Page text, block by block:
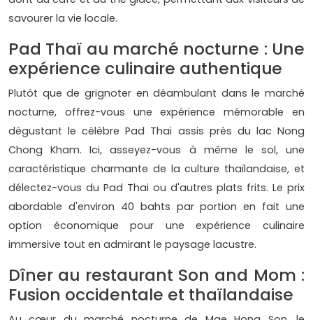
savourer la vie locale.
Pad Thaï au marché nocturne : Une
expérience culinaire authentique
Plutôt que de grignoter en déambulant dans le marché
nocturne, offrez-vous une expérience mémorable en
dégustant le célèbre Pad Thai assis près du lac Nong
Chong Kham. Ici, asseyez-vous à même le sol, une
caractéristique charmante de la culture thaïlandaise, et
délectez-vous du Pad Thai ou d'autres plats frits. Le prix
abordable d'environ 40 bahts par portion en fait une
option économique pour une expérience culinaire
immersive tout en admirant le paysage lacustre.
Dîner au restaurant Son and Mom :
Fusion occidentale et thaïlandaise